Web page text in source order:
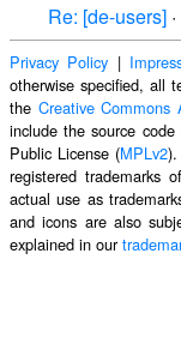
Re: [de-users] ·
Privacy Policy |
otherwise specified, all
the Creative Commons
include the source
Public License (MPLv2).
registered trademarks
actual use as
and icons are also
explained in our